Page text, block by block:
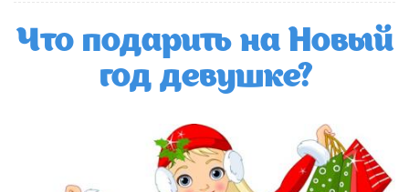
Что подарить на Новый
год девушке?